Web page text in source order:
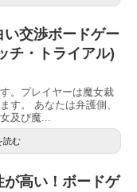
交渉ボードゲー
チ・トライアル)
。プレイヤーは魔女裁
す。 あなたは弁護側、
及び魔...
読む
が高い！ボードゲ